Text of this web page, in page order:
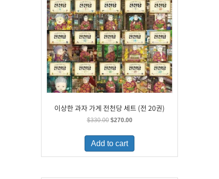
이상한 과자 가게 전천당 세트 (전 20권)
$330.00 Original
was:
$330.00.
$270.00Current
is:
Add to cart